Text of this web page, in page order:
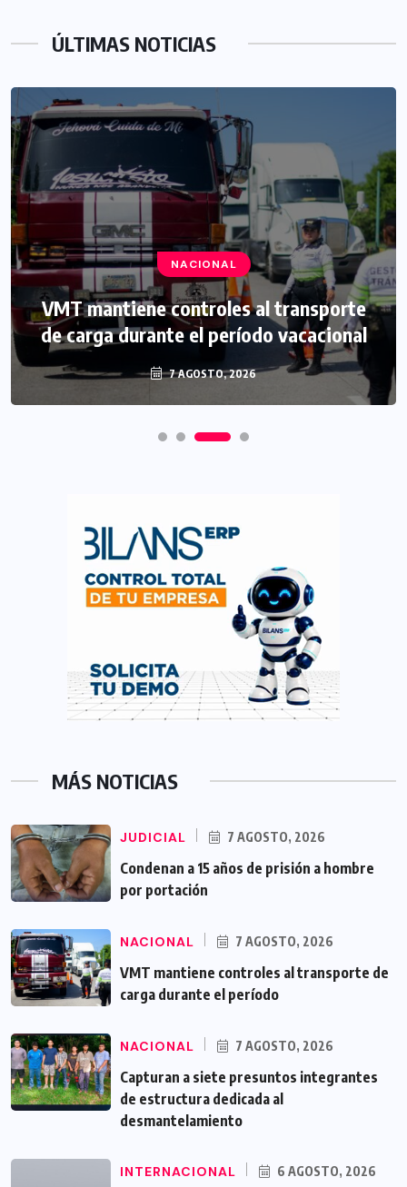
ÚLTIMAS NOTICIAS
NACIONAL
VMT mantiene controles al transporte
de carga durante el período vacacional
7 AGOSTO, 2026
MÁS NOTICIAS
JUDICIAL 7 AGOSTO, 2026
Condenan a 15 años de prisión a hombre
por portación
NACIONAL 7 AGOSTO, 2026
VMT mantiene controles al transporte de
carga durante el período
NACIONAL 7 AGOSTO, 2026
Capturan a siete presuntos integrantes
de estructura dedicada al
desmantelamiento
INTERNACIONAL 6 AGOSTO, 2026